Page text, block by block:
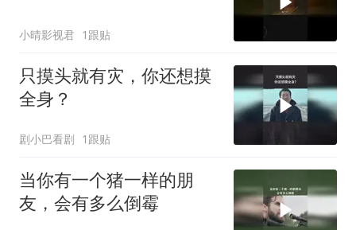
小晴影视君 1跟贴
只摸头就有灾，你还想摸
全身？
剧小巴看剧 1跟贴
当你有一个猪一样的朋
友，会有多么倒霉